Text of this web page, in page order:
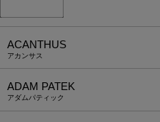
ACANTHUS
アカンサス
ADAM PATEK
アダムパティック